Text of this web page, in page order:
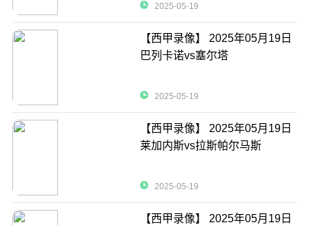
2025-05-19
【西甲录像】 2025年05月19日
巴列卡诺vs塞尔塔
2025-05-19
【西甲录像】 2025年05月19日
莱加内斯vs拉斯帕尔马斯
2025-05-19
【西甲录像】 2025年05月19日